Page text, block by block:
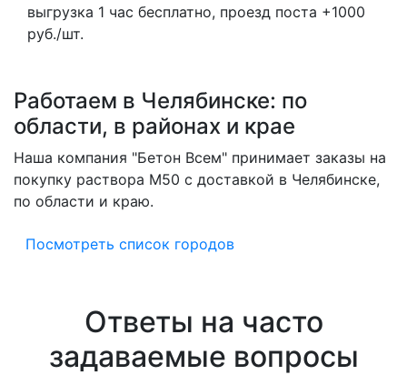
выгрузка 1 час бесплатно, проезд поста +1000
руб./шт.
Работаем в Челябинске: по
области, в районах и крае
Наша компания "Бетон Всем" принимает заказы на
покупку раствора M50 с доставкой в Челябинске,
по области и краю.
Посмотреть список городов
Ответы на часто
задаваемые вопросы